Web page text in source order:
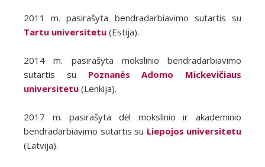
2011 m. pasirašyta bendradarbiavimo sutartis su
Tartu universitetu (Estija).
2014 m. pasirašyta mokslinio bendradarbiavimo
sutartis su Poznanės Adomo Mickevičiaus
universitetu (Lenkija).
2017 m. pasirašyta dėl mokslinio ir akademinio
bendradarbiavimo sutartis su Liepojos universitetu
(Latvija).